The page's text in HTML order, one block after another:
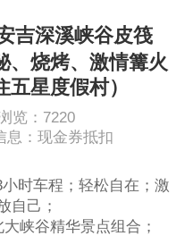
吉深溪峡谷皮筏
、烧烤、激情篝火
星度假村）
览： 7220
息： 现金券抵扣
时车程；轻松自在；激
自己；
峡谷精华景点组合；